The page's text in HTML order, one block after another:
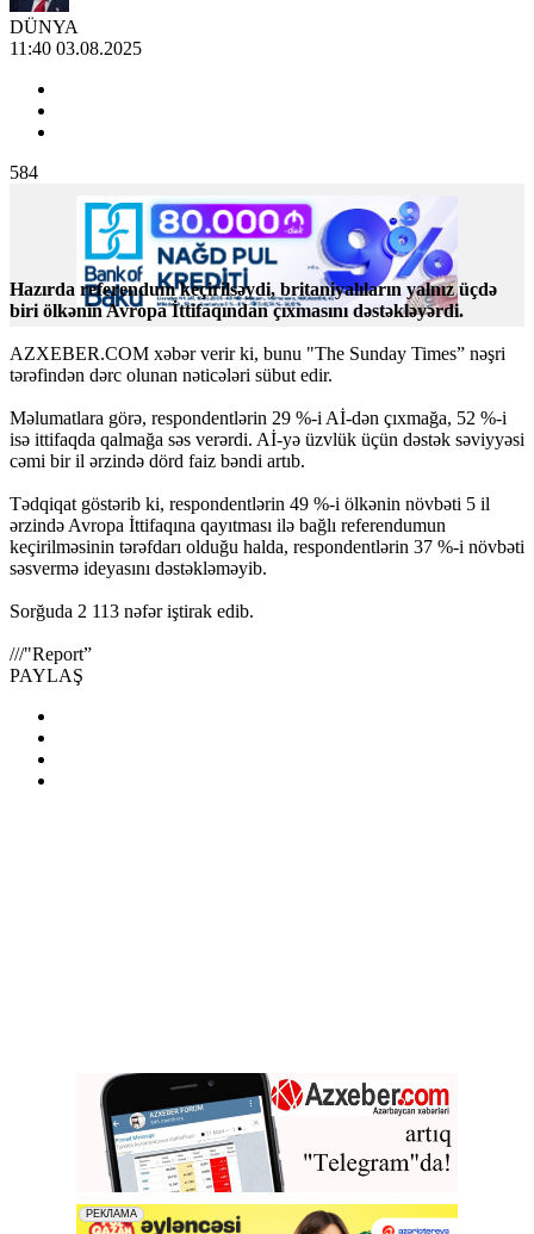
DÜNYA
11:40 03.08.2025
584
Hazırda referendum keçirilsəydi, britaniyalıların yalnız üçdə
biri ölkənin Avropa İttifaqından çıxmasını dəstəkləyərdi.
AZXEBER.COM xəbər verir ki, bunu "The Sunday Times” nəşri
tərəfindən dərc olunan nəticələri sübut edir.
Məlumatlara görə, respondentlərin 29 %-i Aİ-dən çıxmağa, 52 %-i
isə ittifaqda qalmağa səs verərdi. Aİ-yə üzvlük üçün dəstək səviyyəsi
cəmi bir il ərzində dörd faiz bəndi artıb.
Tədqiqat göstərib ki, respondentlərin 49 %-i ölkənin növbəti 5 il
ərzində Avropa İttifaqına qayıtması ilə bağlı referendumun
keçirilməsinin tərəfdarı olduğu halda, respondentlərin 37 %-i növbəti
səsvermə ideyasını dəstəkləməyib.
Sorğuda 2 113 nəfər iştirak edib.
///"Report”
PAYLAŞ